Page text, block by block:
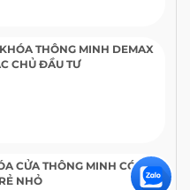
THÔNG MINH DEMAX
CHỦ ĐẦU TƯ
CỬA THÔNG MINH CÓ AN
NHỎ